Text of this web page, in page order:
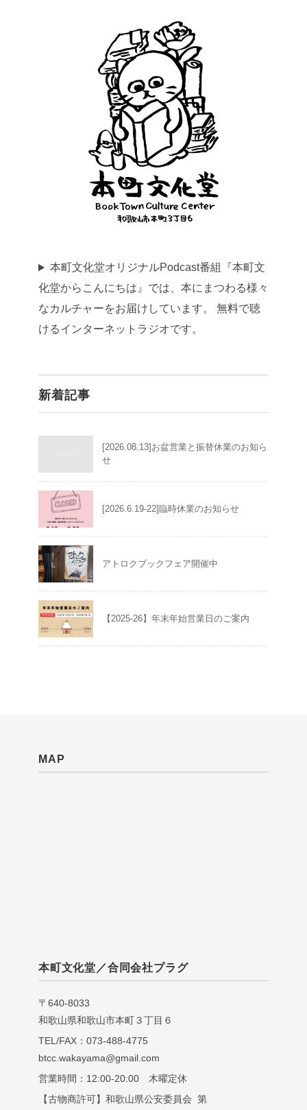
本町文化堂オリジナルPodcast番組『本町文
化堂からこんにちは』では、本にまつわる様々
なカルチャーをお届けしています。 無料で聴
けるインターネットラジオです。
新着記事
[2026.08.13]お盆営業と振替休業のお知ら
せ
[2026.6.19-22]臨時休業のお知らせ
アトロクブックフェア開催中
【2025-26】年末年始営業日のご案内
MAP
本町文化堂／合同会社プラグ
〒640-8033
和歌山県和歌山市本町３丁目６
TEL/FAX：073-488-4775
btcc.wakayama@gmail.com
営業時間：12:00-20:00 木曜定休
【古物商許可】和歌山県公安委員会 第